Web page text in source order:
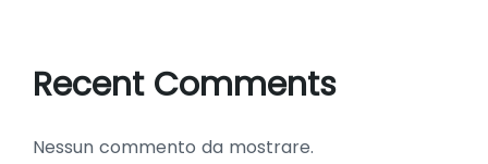
Recent Comments
Nessun commento da mostrare.